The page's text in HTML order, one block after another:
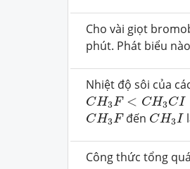
Cho vài giọt
phút. Phát biểu
Nhiệt độ sôi của
CH3F < CH3CI
CH3F<CH3CI<CH
CH3F
CH3F đến CH3I
CH3
Công thức tổng